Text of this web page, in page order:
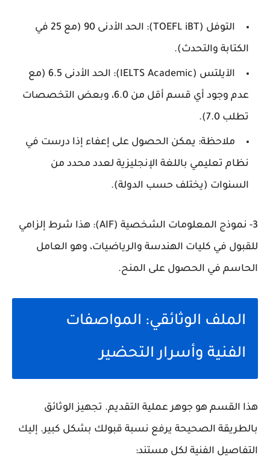
التوفل (TOEFL iBT): الحد الأدنى 90 (مع 25 في
الكتابة والتحدث).
الآيلتس (IELTS Academic): الحد الأدنى 6.5 (مع
عدم وجود أي قسم أقل من 6.0، وبعض التخصصات
تطلب 7.0).
ملاحظة: يمكن الحصول على إعفاء إذا درست في
نظام تعليمي باللغة الإنجليزية لعدد محدد من
السنوات (يختلف حسب الدولة).
3- نموذج المعلومات الشخصية (AIF): هذا شرط إلزامي
للقبول في كليات الهندسة والرياضيات، وهو العامل
الحاسم في الحصول على المنح.
الملف الوثائقي: المواصفات
الفنية وأسرار التحضير
هذا القسم هو جوهر عملية التقديم. تجهيز الوثائق
بالطريقة الصحيحة يرفع نسبة قبولك بشكل كبير. إليك
التفاصيل الفنية لكل مستند: